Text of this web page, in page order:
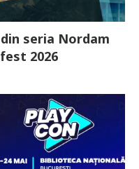
seria Nordam
2026